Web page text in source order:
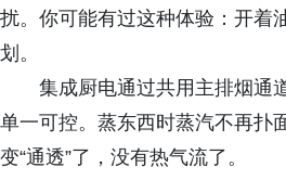
扰。你可能有过这种体验：开着
划。
集成厨电通过共用主排烟通
单一可控。蒸东西时蒸汽不再
变“通透”了，没有热气流了。